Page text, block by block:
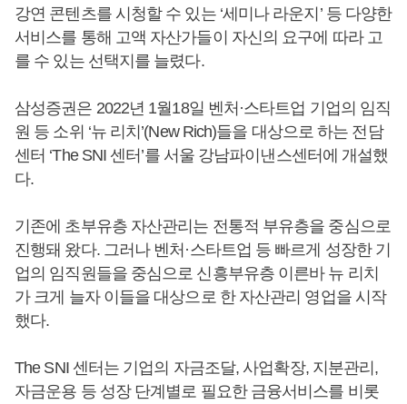
강연 콘텐츠를 시청할 수 있는 ‘세미나 라운지’ 등 다양한
서비스를 통해 고액 자산가들이 자신의 요구에 따라 고
를 수 있는 선택지를 늘렸다.
삼성증권은 2022년 1월18일 벤처·스타트업 기업의 임직
원 등 소위 ‘뉴 리치’(New Rich)들을 대상으로 하는 전담
센터 ‘The SNI 센터’를 서울 강남파이낸스센터에 개설했
다.
기존에 초부유층 자산관리는 전통적 부유층을 중심으로
진행돼 왔다. 그러나 벤처·스타트업 등 빠르게 성장한 기
업의 임직원들을 중심으로 신흥부유층 이른바 뉴 리치
가 크게 늘자 이들을 대상으로 한 자산관리 영업을 시작
했다.
The SNI 센터는 기업의 자금조달, 사업확장, 지분관리,
자금운용 등 성장 단계별로 필요한 금융서비스를 비롯